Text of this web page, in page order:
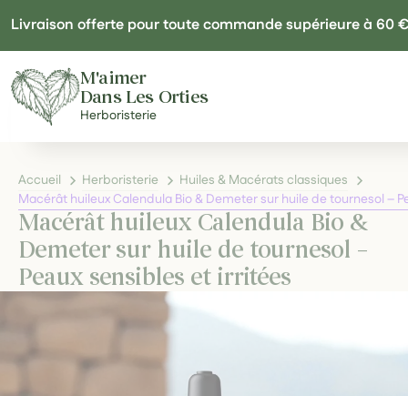
Livraison offerte pour toute commande supérieure à 60 €
M'aimer
Dans Les Orties
Herboristerie
Accueil Herboristerie
Huiles & Macérats classiques
Macérât huileux Calendula Bio & Demeter sur huile de tournesol –
Macérât huileux Calendula Bio &
Demeter sur huile de tournesol –
Peaux sensibles et irritées